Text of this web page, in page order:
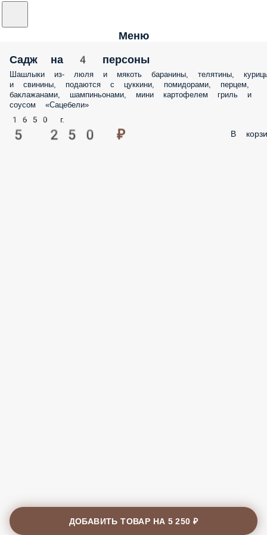
Меню
Садж на 4 персоны
Шашлыки из- люля и мякоть баранины, телятины,
и свинины, подаются с цуккини, помидорами, перцем,
баклажанами, шампиньонами, мини картофелем гриль и
соусом «Сацебели»
1650 г.
5 250 ₽ В
ДОБАВИТЬ ТОВАР НА 5 250 ₽